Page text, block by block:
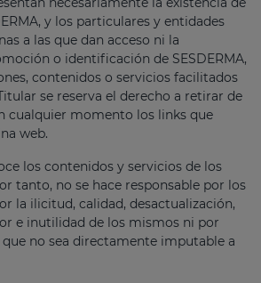
y los particulares y entidades
a las que dan acceso ni la
o identificación de SESDERMA,
contenidos o servicios facilitados
se reserva el derecho a retirar de
cualquier momento los links que
web.
los contenidos y servicios de los
tanto, no se hace responsable por los
la ilicitud, calidad, desactualización,
e inutilidad de los mismos ni por
no sea directamente imputable a